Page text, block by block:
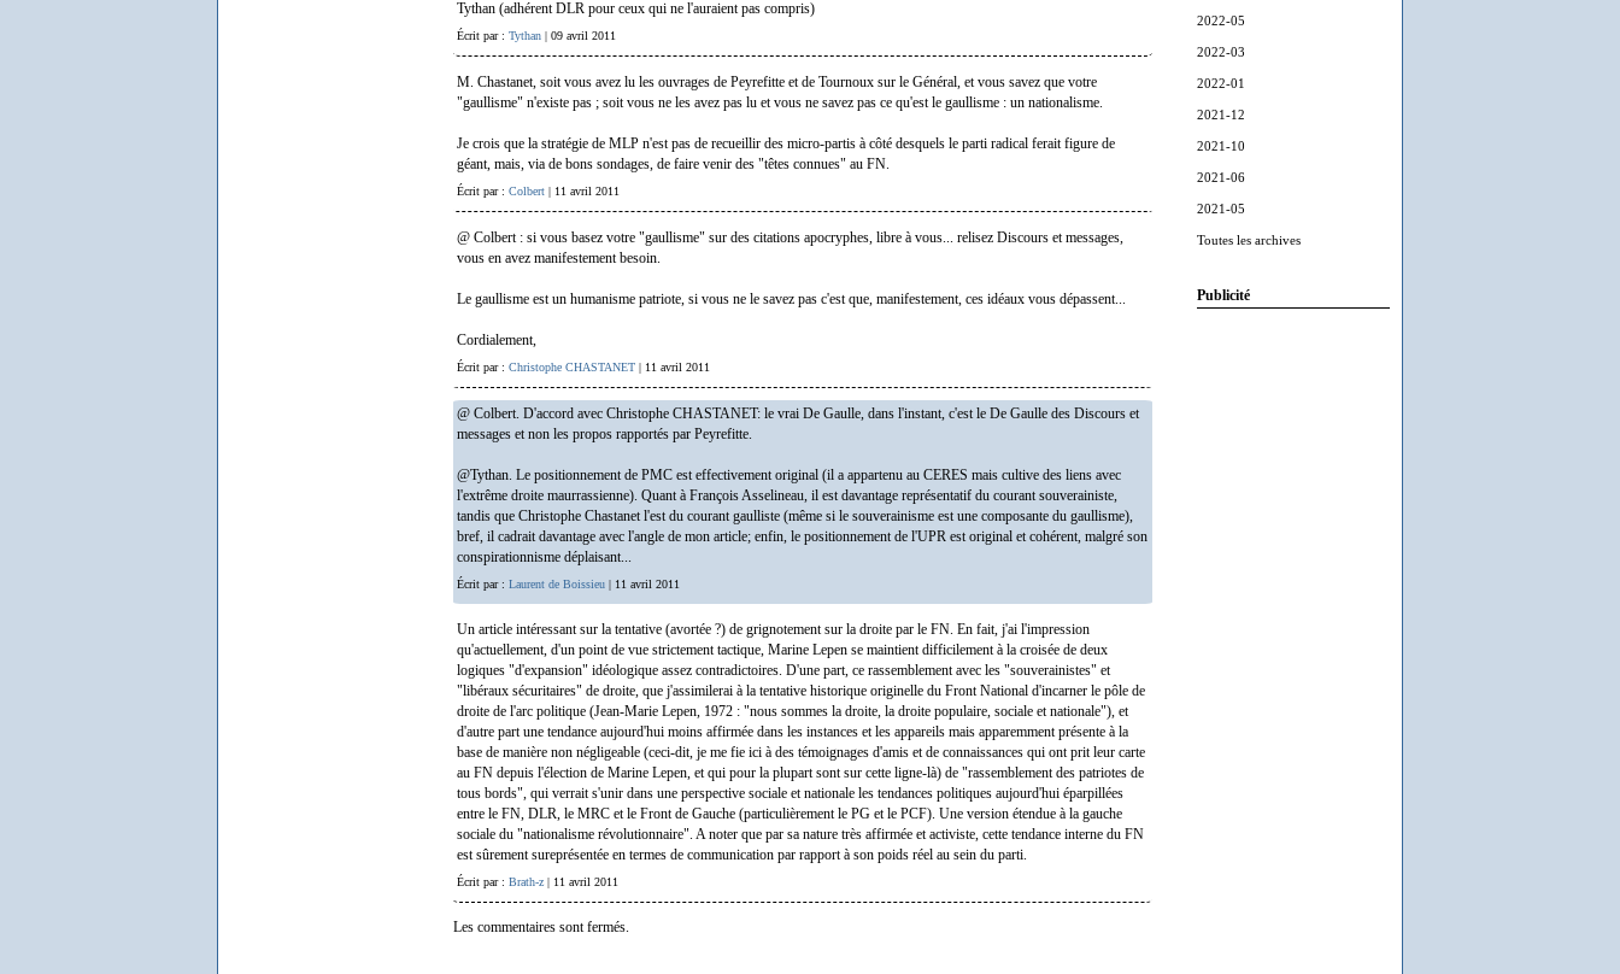
2022-05
2022-03
2022-01
2021-12
2021-10
2021-06
2021-05
Toutes les archives
Publicité
Tythan (adhérent DLR pour ceux qui ne l'auraient pas compris)
Écrit par : Tythan | 09 avril 2011
M. Chastanet, soit vous avez lu les ouvrages de Peyrefitte et de Tournoux sur le Général, et vous savez que votre
"gaullisme" n'existe pas ; soit vous ne les avez pas lu et vous ne savez pas ce qu'est le gaullisme : un nationalisme.
Je crois que la stratégie de MLP n'est pas de recueillir des micro-partis à côté desquels le parti radical ferait figure de
géant, mais, via de bons sondages, de faire venir des "têtes connues" au FN.
Écrit par : Colbert | 11 avril 2011
@ Colbert : si vous basez votre "gaullisme" sur des citations apocryphes, libre à vous... relisez Discours et messages,
vous en avez manifestement besoin.
Le gaullisme est un humanisme patriote, si vous ne le savez pas c'est que, manifestement, ces idéaux vous dépassent...
Cordialement,
Écrit par : Christophe CHASTANET | 11 avril 2011
@ Colbert. D'accord avec Christophe CHASTANET: le vrai De Gaulle, dans l'instant, c'est le De Gaulle des Discours et
messages et non les propos rapportés par Peyrefitte.
@Tythan. Le positionnement de PMC est effectivement original (il a appartenu au CERES mais cultive des liens avec
l'extrême droite maurrassienne). Quant à François Asselineau, il est davantage représentatif du courant souverainiste,
tandis que Christophe Chastanet l'est du courant gaulliste (même si le souverainisme est une composante du gaullisme),
bref, il cadrait davantage avec l'angle de mon article; enfin, le positionnement de l'UPR est original et cohérent, malgré son
conspirationnisme déplaisant...
Écrit par : Laurent de Boissieu | 11 avril 2011
Un article intéressant sur la tentative (avortée ?) de grignotement sur la droite par le FN. En fait, j'ai l'impression
qu'actuellement, d'un point de vue strictement tactique, Marine Lepen se maintient difficilement à la croisée de deux
logiques "d'expansion" idéologique assez contradictoires. D'une part, ce rassemblement avec les "souverainistes" et
"libéraux sécuritaires" de droite, que j'assimilerai à la tentative historique originelle du Front National d'incarner le pôle de
droite de l'arc politique (Jean-Marie Lepen, 1972 : "nous sommes la droite, la droite populaire, sociale et nationale"), et
d'autre part une tendance aujourd'hui moins affirmée dans les instances et les appareils mais apparemment présente à la
base de manière non négligeable (ceci-dit, je me fie ici à des témoignages d'amis et de connaissances qui ont prit leur carte
au FN depuis l'élection de Marine Lepen, et qui pour la plupart sont sur cette ligne-là) de "rassemblement des patriotes de
tous bords", qui verrait s'unir dans une perspective sociale et nationale les tendances politiques aujourd'hui éparpillées
entre le FN, DLR, le MRC et le Front de Gauche (particulièrement le PG et le PCF). Une version étendue à la gauche
sociale du "nationalisme révolutionnaire". A noter que par sa nature très affirmée et activiste, cette tendance interne du FN
est sûrement sureprésentée en termes de communication par rapport à son poids réel au sein du parti.
Écrit par : Brath-z | 11 avril 2011
Les commentaires sont fermés.